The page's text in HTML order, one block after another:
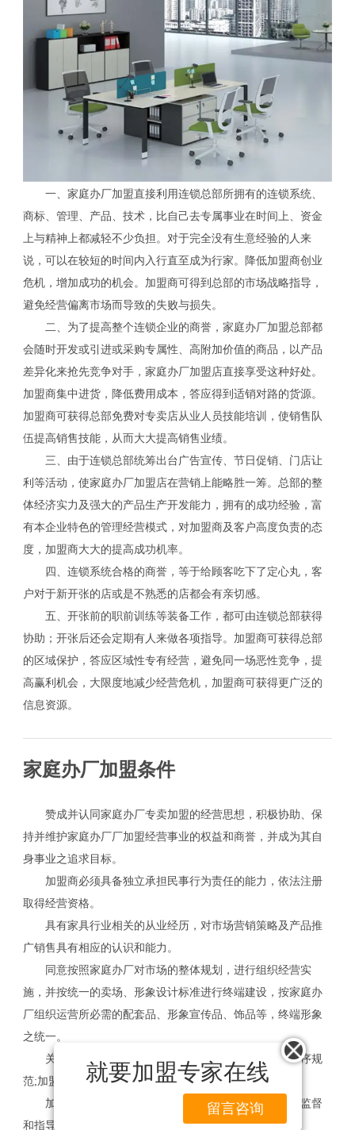
就要加盟专家在线
留言咨询
一、家庭办厂加盟直接利用连锁总部所拥有的连锁系统、
商标、管理、产品、技术，比自己去专属事业在时间上、资金
上与精神上都减轻不少负担。对于完全没有生意经验的人来
说，可以在较短的时间内入行直至成为行家。降低加盟商创业
危机，增加成功的机会。加盟商可得到总部的市场战略指导，
避免经营偏离市场而导致的失败与损失。
二、为了提高整个连锁企业的商誉，家庭办厂加盟总部都
会随时开发或引进或采购专属性、高附加价值的商品，以产品
差异化来抢先竞争对手，家庭办厂加盟店直接享受这种好处。
加盟商集中进货，降低费用成本，答应得到适销对路的货源。
加盟商可获得总部免费对专卖店从业人员技能培训，使销售队
伍提高销售技能，从而大大提高销售业绩。
三、由于连锁总部统筹出台广告宣传、节日促销、门店让
利等活动，使家庭办厂加盟店在营销上能略胜一筹。总部的整
体经济实力及强大的产品生产开发能力，拥有的成功经验，富
有本企业特色的管理经营模式，对加盟商及客户高度负责的态
度，加盟商大大的提高成功机率。
四、连锁系统合格的商誉，等于给顾客吃下了定心丸，客
户对于新开张的店或是不熟悉的店都会有亲切感。
五、开张前的职前训练等装备工作，都可由连锁总部获得
协助；开张后还会定期有人来做各项指导。加盟商可获得总部
的区域保护，答应区域性专有经营，避免同一场恶性竞争，提
高赢利机会，大限度地减少经营危机，加盟商可获得更广泛的
信息资源。
家庭办厂加盟条件
赞成并认同家庭办厂专卖加盟的经营思想，积极协助、保
持并维护家庭办厂厂加盟经营事业的权益和商誉，并成为其自
身事业之追求目标。
加盟商必须具备独立承担民事行为责任的能力，依法注册
取得经营资格。
具有家具行业相关的从业经历，对市场营销策略及产品推
广销售具有相应的认识和能力。
同意按照家庭办厂对市场的整体规划，进行组织经营实
施，并按统一的卖场、形象设计标准进行终端建设，按家庭办
厂组织运营所必需的配套品、形象宣传品、饰品等，终端形象
之统一。
关于开店业务、营销过程、售后服务、品牌形象的程序规
范;加盟者必须遵循家庭办厂厂制定的相关手册。
加盟者答应严格遵守合同条款，并接受我们的检查、监督
和指导。